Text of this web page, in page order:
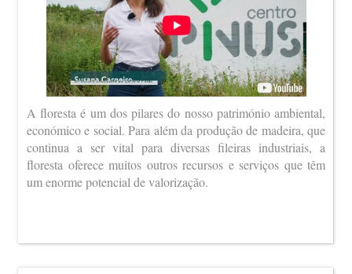
A floresta é um dos pilares do nosso património ambiental,
económico e social. Para além da produção de madeira, que
continua a ser vital para diversas fileiras industriais, a
floresta oferece muitos outros recursos e serviços que têm
um enorme potencial de valorização.